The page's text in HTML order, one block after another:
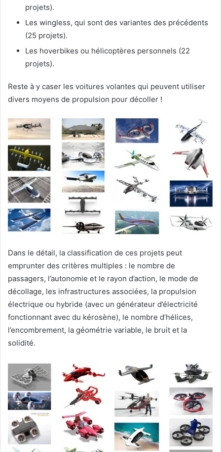
projets).
Les wingless, qui sont des variantes des précédents
(25 projets).
Les hoverbikes ou hélicoptères personnels (22
projets).
Reste à y caser les voitures volantes qui peuvent utiliser
divers moyens de propulsion pour décoller !
Dans le détail, la classification de ces projets peut
emprunter des critères multiples : le nombre de
passagers, l’autonomie et le rayon d’action, le mode de
décollage, les infrastructures associées, la propulsion
électrique ou hybride (avec un générateur d’électricité
fonctionnant avec du kérosène), le nombre d’hélices,
l’encombrement, la géométrie variable, le bruit et la
solidité.